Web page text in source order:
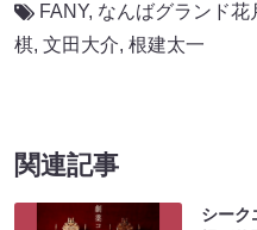
FANY, なんばグランド花
棋, 文田大介, 根建太一
関連記事
シーク